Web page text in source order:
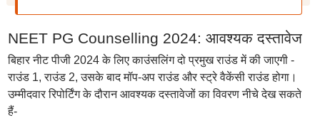
NEET PG Counselling 2024: आवश्यक दस्तावेज
बिहार नीट पीजी 2024 के लिए काउंसलिंग दो प्रमुख राउंड में की जाएगी -
राउंड 1, राउंड 2, उसके बाद मॉप-अप राउंड और स्ट्रे वैकेंसी राउंड होगा।
उम्मीदवार रिपोर्टिंग के दौरान आवश्यक दस्तावेजों का विवरण नीचे देख सकते
हैं-